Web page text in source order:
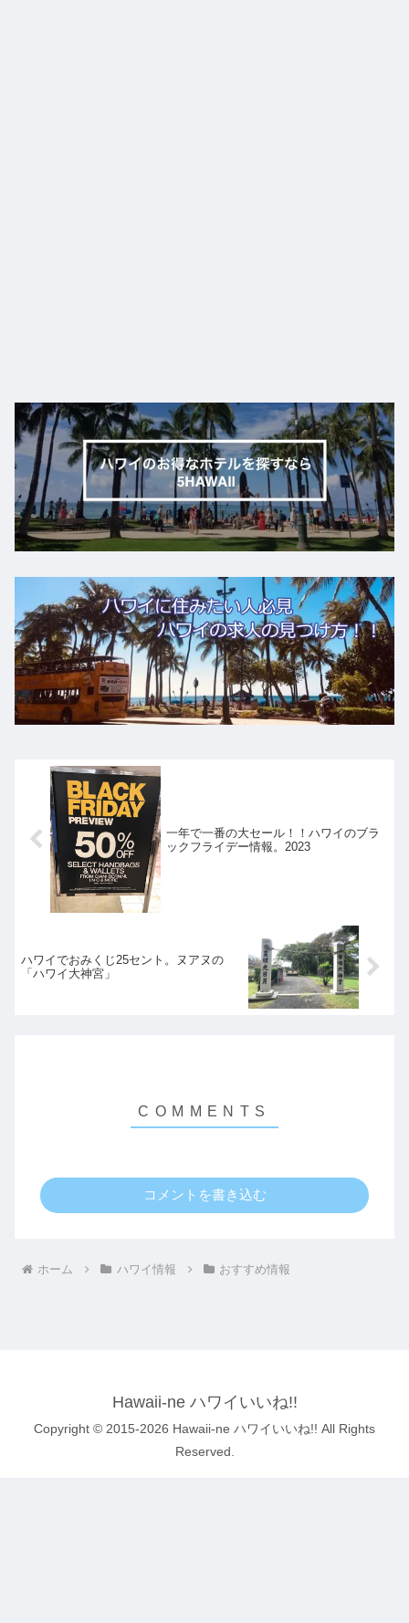
一年で一番の大セール！！ハワイのブラ
ックフライデー情報。2023
ハワイでおみくじ25セント。ヌアヌの
「ハワイ大神宮」
コメントを書き込む
ホーム ハワイ情報 おすすめ情報
Hawaii-ne ハワイいいね!!
Copyright © 2015-2026 Hawaii-ne ハワイいいね!! All Rights
Reserved.